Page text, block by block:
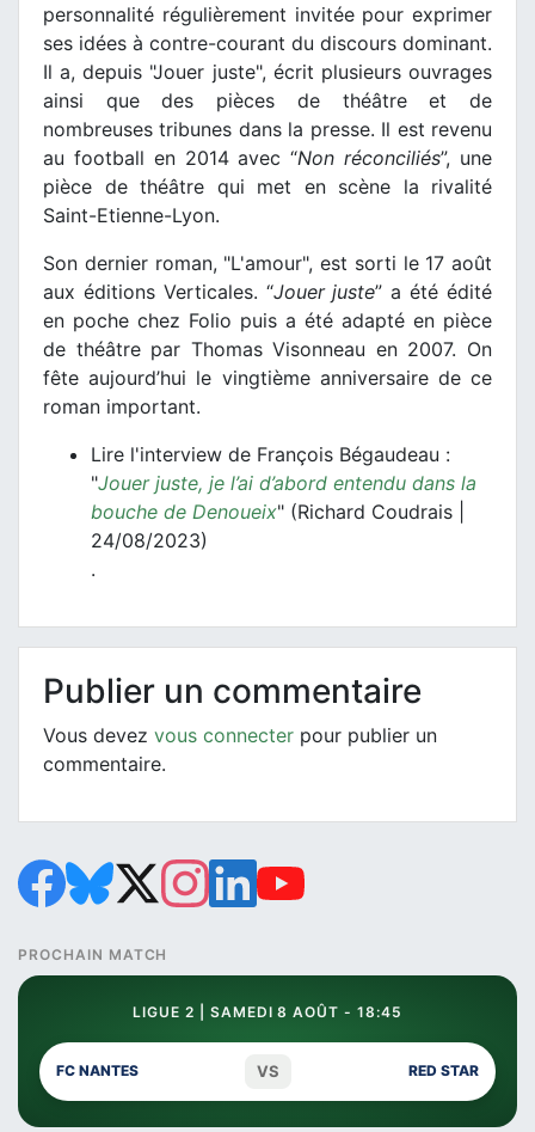
personnalité régulièrement invitée pour exprimer
ses idées à contre-courant du discours dominant.
Il a, depuis "Jouer juste", écrit plusieurs ouvrages
ainsi que des pièces de théâtre et de
nombreuses tribunes dans la presse. Il est revenu
au football en 2014 avec “Non réconciliés”, une
pièce de théâtre qui met en scène la rivalité
Saint-Etienne-Lyon.
Son dernier roman, "L'amour", est sorti le 17 août
aux éditions Verticales. “Jouer juste” a été édité
en poche chez Folio puis a été adapté en pièce
de théâtre par Thomas Visonneau en 2007. On
fête aujourd’hui le vingtième anniversaire de ce
roman important.
Lire l'interview de François Bégaudeau :
"Jouer juste, je l’ai d’abord entendu dans la
bouche de Denoueix" (Richard Coudrais |
24/08/2023)
.
Publier un commentaire
Vous devez vous connecter pour publier un
commentaire.
PROCHAIN MATCH
LIGUE 2 | SAMEDI 8 AOÛT - 18:45
FC NANTES VS RED STAR